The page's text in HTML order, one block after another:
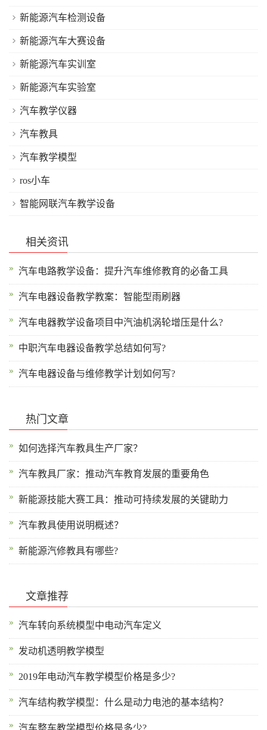
新能源汽车检测设备
新能源汽车大赛设备
新能源汽车实训室
新能源汽车实验室
汽车教学仪器
汽车教具
汽车教学模型
ros小车
智能网联汽车教学设备
相关资讯
汽车电路教学设备：提升汽车维修教育的必备工具
汽车电器设备教学教案：智能型雨刷器
汽车电器教学设备项目中汽油机涡轮增压是什么?
中职汽车电器设备教学总结如何写?
汽车电器设备与维修教学计划如何写?
热门文章
如何选择汽车教具生产厂家？
汽车教具厂家：推动汽车教育发展的重要角色
新能源技能大赛工具：推动可持续发展的关键助力
汽车教具使用说明概述？
新能源汽修教具有哪些?
文章推荐
汽车转向系统模型中电动汽车定义
发动机透明教学模型
2019年电动汽车教学模型价格是多少?
汽车结构教学模型：什么是动力电池的基本结构？
汽车整车教学模型价格是多少?